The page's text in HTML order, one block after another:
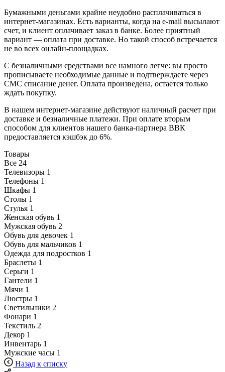
Бумажными деньгами крайне неудобно расплачиваться в
интернет-магазинах. Есть варианты, когда на e-mail высылают
счет, и клиент оплачивает заказ в банке. Более приятный
вариант — оплата при доставке. Но такой способ встречается
не во всех онлайн-площадках.
С безналичными средствами все намного легче: вы просто
прописываете необходимые данные и подтверждаете через
СМС списание денег. Оплата произведена, остается только
ждать покупку.
В нашем интернет-магазине действуют наличный расчет при
доставке и безналичные платежи. При оплате вторым
способом для клиентов нашего банка-партнера ВВК
предоставляется кэшбэк до 6%.
Товары
Все 24
Телевизоры 1
Телефоны 1
Шкафы 1
Столы 1
Стулья 1
Женская обувь 1
Мужская обувь 2
Обувь для девочек 1
Обувь для мальчиков 1
Одежда для подростков 1
Браслеты 1
Серьги 1
Гантели 1
Мячи 1
Люстры 1
Светильники 2
Фонари 1
Текстиль 2
Декор 1
Инвентарь 1
Мужские часы 1
Назад к списку